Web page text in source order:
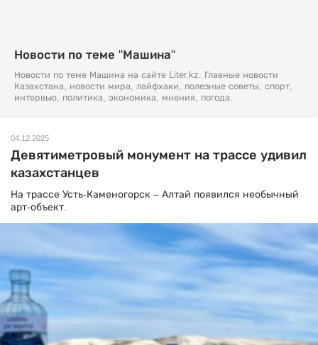
Новости по теме "Машина"
Новости по теме Машина на сайте Liter.kz. Главные новости
Казахстана, новости мира, лайфхаки, полезные советы, спорт,
интервью, политика, экономика, мнения, погода.
04.12.2025
Девятиметровый монумент на трассе удивил
казахстанцев
На трассе Усть-Каменогорск – Алтай появился необычный
арт-объект.